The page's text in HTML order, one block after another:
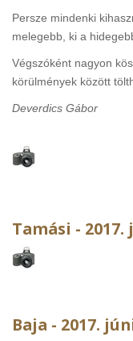
Persze mindenki
melegebb, ki a
Végszóként nagyon
körülmények között
Deverdics Gábor
Tamási - 2017.
Baja - 2017.